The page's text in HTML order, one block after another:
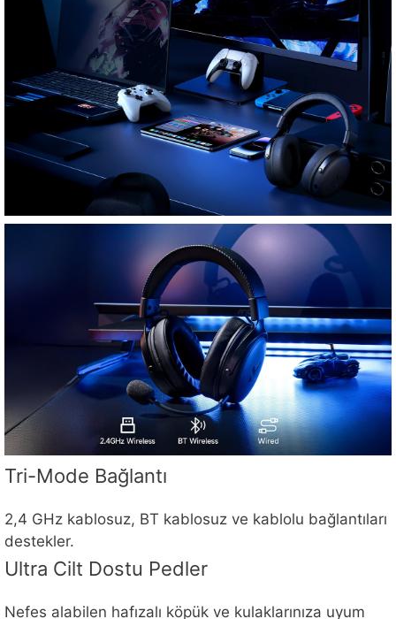
Tri-Mode Bağlantı
2,4 GHz kablosuz, BT kablosuz ve kablolu bağlantıları
destekler.
Ultra Cilt Dostu Pedler
Nefes alabilen hafızalı köpük ve kulaklarınıza uyum